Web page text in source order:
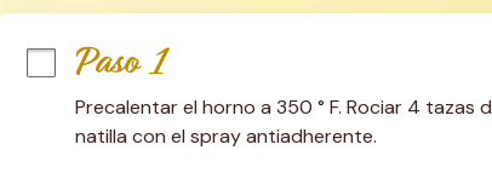
Paso 1
Precalentar el horno a 350 ° F. Rociar 4
natilla con el spray antiadherente.